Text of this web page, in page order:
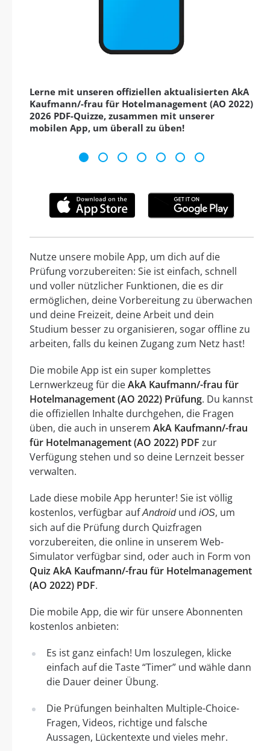
Lerne mit unseren offiziellen aktualisierten AkA
Kaufmann/-frau für Hotelmanagement (AO 2022)
2026 PDF-Quizze, zusammen mit unserer
mobilen App, um überall zu üben!
Nutze unsere mobile App, um dich auf die
Prüfung vorzubereiten: Sie ist einfach, schnell
und voller nützlicher Funktionen, die es dir
ermöglichen, deine Vorbereitung zu überwachen
und deine Freizeit, deine Arbeit und dein
Studium besser zu organisieren, sogar offline zu
arbeiten, falls du keinen Zugang zum Netz hast!
Die mobile App ist ein super komplettes
Lernwerkzeug für dieAkA Kaufmann/-frau für
Hotelmanagement (AO 2022) Prüfung. Du kannst
die offiziellen Inhalte durchgehen, die Fragen
üben, die auch in unserem AkA Kaufmann/-frau
für Hotelmanagement (AO 2022) PDF zur
Verfügung stehen und so deine Lernzeit besser
verwalten.
Lade diese mobile App herunter! Sie ist völlig
kostenlos, verfügbar aufAndroidund iOS, um
sich auf die Prüfung durch Quizfragen
vorzubereiten, die online in unserem Web-
Simulator verfügbar sind, oder auch in Form von
Quiz AkA Kaufmann/-frau für Hotelmanagement
(AO 2022) PDF.
Die mobile App, die wir für unsere Abonnenten
kostenlos anbieten:
Es ist ganz einfach! Um loszulegen, klicke
einfach auf die Taste “Timer” und wähle dann
die Dauer deiner Übung.
Die Prüfungen beinhalten Multiple-Choice-
Fragen, Videos, richtige und falsche
Aussagen, Lückentexte und vieles mehr.